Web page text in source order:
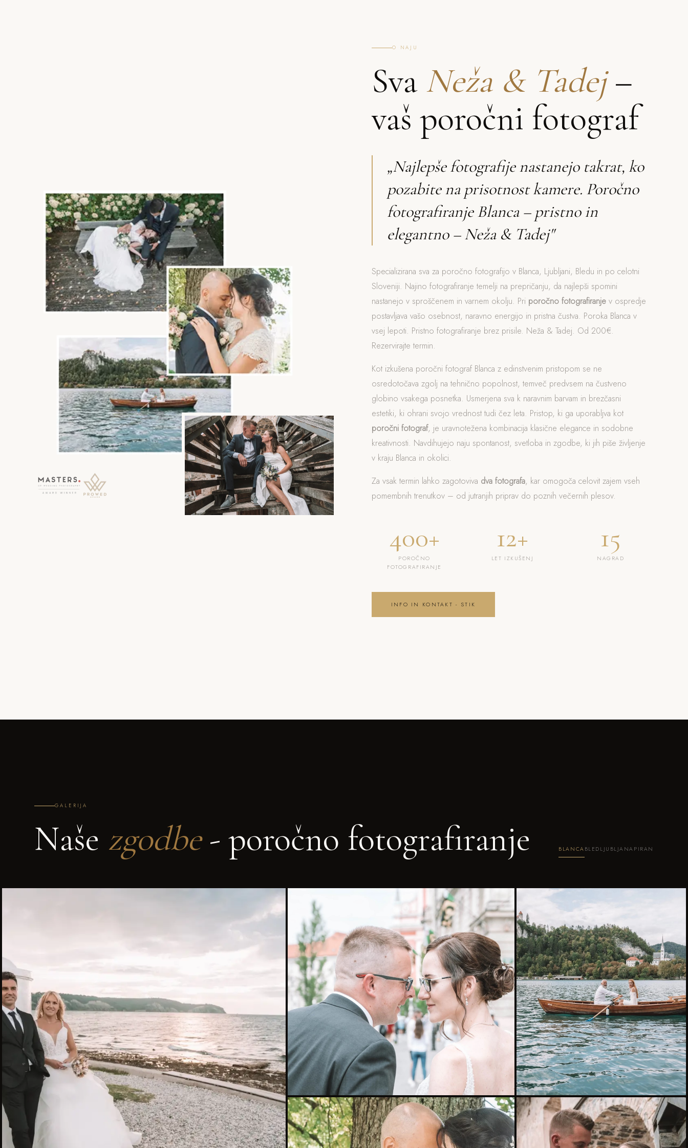
O NAJU
Sva Neža & Tadej–
vaš poročni fotograf
„Najlepše fotografije nastanejo takrat, ko
pozabite na prisotnost kamere. Poročno
fotografiranje Blanca – pristno in
elegantno – Neža & Tadej"
Specializirana sva za poročno fotografijo v Blanca, Ljubljani, Bledu in po celotni
Sloveniji. Najino fotografiranje temelji na prepričanju, da najlepši spomini
nastanejo v sproščenem in varnem okolju. Pri poročno fotografiranjev ospredje
postavljava vašo osebnost, naravno energijo in pristna čustva. Poroka Blanca v
vsej lepoti. Pristno fotografiranje brez prisile. Neža & Tadej. Od 200€.
Rezervirajte termin.
Kot izkušena poročni fotograf Blanca z edinstvenim pristopom se ne
osredotočava zgolj na tehnično popolnost, temveč predvsem na čustveno
globino vsakega posnetka. Usmerjena sva k naravnim barvam in brezčasni
estetiki, ki ohrani svojo vrednost tudi čez leta. Pristop, ki ga uporabljva kot
poročni fotograf, je uravnotežena kombinacija klasične elegance in sodobne
kreativnosti. Navdihujejo naju spontanost, svetloba in zgodbe, ki jih piše življenje
v kraju Blanca in okolici.
Za vsak termin lahko zagotoviva dva fotografa, kar omogoča celovit zajem vseh
pomembnih trenutkov – od jutranjih priprav do poznih večernih plesov.
400+
POROČNO
FOTOGRAFIRANJE
12+
LET IZKUŠENJ
15
NAGRAD
INFO IN KONTAKT - STIK
GALERIJA
Naše zgodbe- poročno fotografiranje BLANCA BLED LJUBLJANA PIRAN